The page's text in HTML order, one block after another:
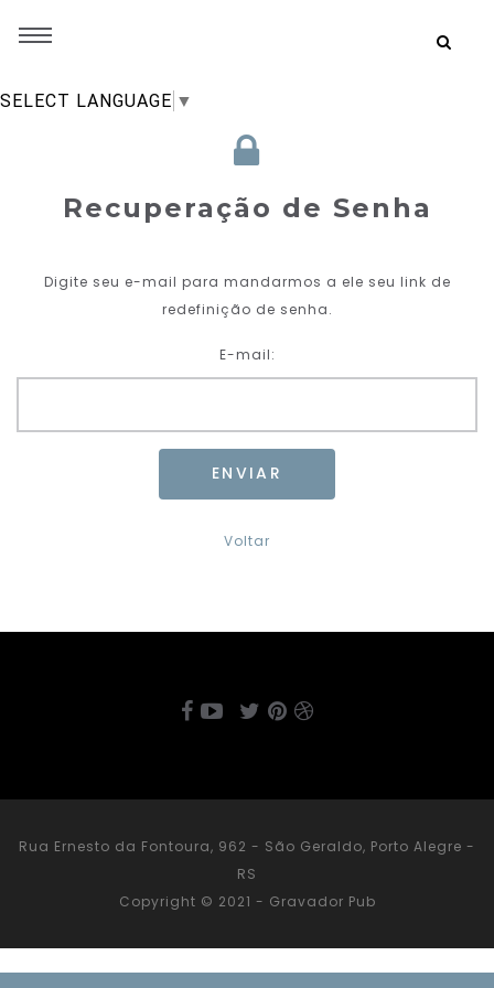
SELECT LANGUAGE ▼
Recuperação de Senha
Digite seu e-mail para mandarmos a ele seu link de
redefinição de senha.
E-mail:
Voltar
Rua Ernesto da Fontoura, 962 - São Geraldo, Porto Alegre -
RS
Copyright © 2021 - Gravador Pub